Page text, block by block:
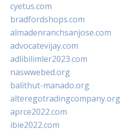
cyetus.com
bradfordshops.com
almadenranchsanjose.com
advocatevijay.com
adlibilimler2023.com
naswwebed.org
balithut-manado.org
alteregotradingcompany.org
aprce2022.com
ibie2022.com